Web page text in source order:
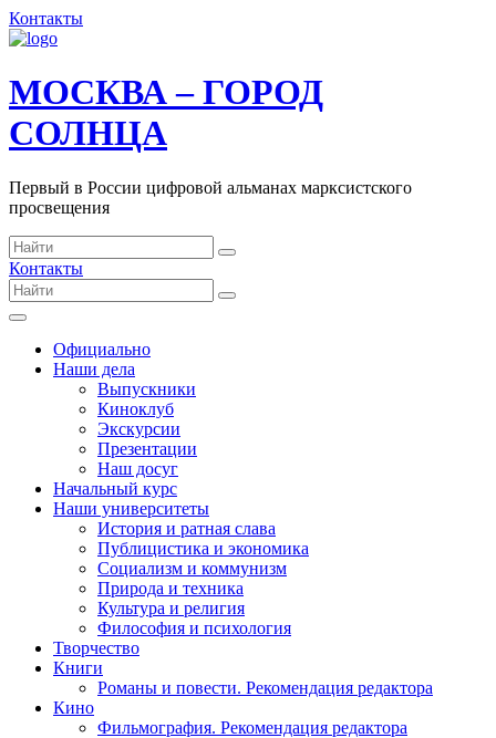
Контакты
МОСКВА – ГОРОД
СОЛНЦА
Первый в России цифровой альманах марксистского
просвещения
Контакты
Официально
Наши дела
Выпускники
Киноклуб
Экскурсии
Презентации
Наш досуг
Начальный курс
Наши университеты
История и ратная слава
Публицистика и экономика
Социализм и коммунизм
Природа и техника
Культура и религия
Философия и психология
Творчество
Книги
Романы и повести. Рекомендация редактора
Кино
Фильмография. Рекомендация редактора